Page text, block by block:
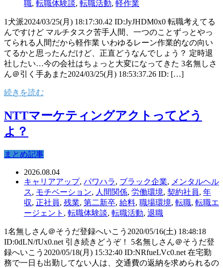
職, 転職体験談, 転職活動, 軽作業
1犬派2024/03/25(月) 18:17:30.42 ID:JyJHDM0x0 転職考えてる
んですけど マルチタスク苦手人間、一つのことずっとやっ
てられる人間だから軽作業 いわゆるレーン作業的なの向い
てるかと思ったんだけど、正直どうなんでしょう？ 定時退
社したい…今の会社はちょっと大変になってきた 3名無しさ
ん＠引く手あまた2024/03/25(月) 18:53:37.26 ID: […]
続きを読む
NTTマーケティングアクトってどう
よ？
まとめ記事
2026.08.04
キャリアアップ, パワハラ, ブラック企業, メンタルヘル
ス, モチベーション, 人間関係, 労働環境, 契約社員, 年
収, 正社員, 残業, 第二新卒, 給料, 職場環境, 転職, 転職エ
ージェント , 転職体験談, 転職活動, 退職
1名無しさん＠そうだ登録へいこう2020/05/16(土) 18:48:18
ID:0dLN/fUx0.net 引き続きどうぞ！ 5名無しさん＠そうだ登
録へいこう2020/05/18(月) 15:32:40 ID:NRfueLVc0.net 在宅勤
務で一日も出勤してない人は、交通費の返納を求められるの